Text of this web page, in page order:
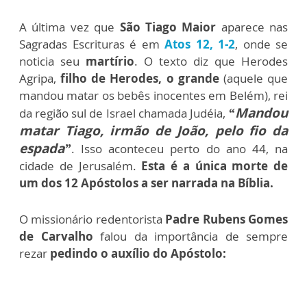
A última vez que São Tiago Maior aparece nas
Sagradas Escrituras é em Atos 12, 1-2, onde se
noticia seu martírio. O texto diz que Herodes
Agripa,filho de Herodes, o grande(aquele que
mandou matar os bebês inocentes em Belém), rei
da região sul de Israel chamada Judéia, “Mandou
matar Tiago, irmão de João, pelo fio da
espada”. Isso aconteceu perto do ano 44, na
cidade de Jerusalém. Esta é a única morte de
um dos 12 Apóstolos a ser narrada na Bíblia.
O missionário redentorista Padre Rubens Gomes
de Carvalho falou da importância de sempre
rezar pedindo o auxílio do Apóstolo: